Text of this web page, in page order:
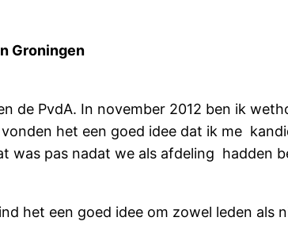
Groningen
de PvdA. In november 2012 ben ik
het een goed idee dat ik me
was pas nadat we als afdeling hadden
het een goed idee om zowel leden als